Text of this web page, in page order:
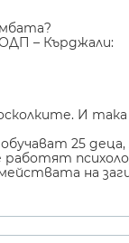
– Кърджали:
И
25
на